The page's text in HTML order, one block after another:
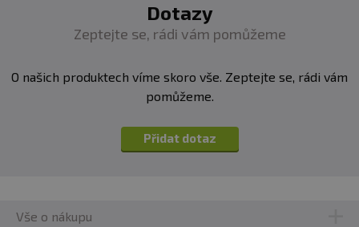
Dotazy
Zeptejte se, rádi vám pomůžeme
O našich produktech víme skoro vše. Zeptejte se, rádi vám
pomůžeme.
Přidat dotaz
Vše o nákupu